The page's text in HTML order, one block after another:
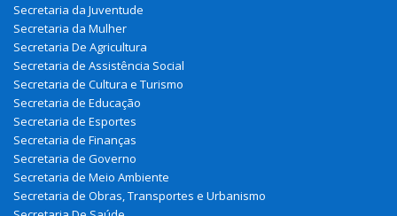
Secretaria da Juventude
Secretaria da Mulher
Secretaria De Agricultura
Secretaria de Assistência Social
Secretaria de Cultura e Turismo
Secretaria de Educação
Secretaria de Esportes
Secretaria de Finanças
Secretaria de Governo
Secretaria de Meio Ambiente
Secretaria de Obras, Transportes e Urbanismo